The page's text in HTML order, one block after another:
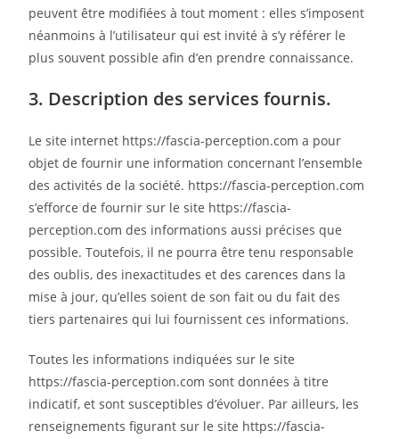
peuvent être modifiées à tout moment : elles s’imposent
néanmoins à l’utilisateur qui est invité à s’y référer le
plus souvent possible afin d’en prendre connaissance.
3. Description des services fournis.
Le site internet https://fascia-perception.com a pour
objet de fournir une information concernant l’ensemble
des activités de la société. https://fascia-perception.com
s’efforce de fournir sur le site https://fascia-
perception.com des informations aussi précises que
possible. Toutefois, il ne pourra être tenu responsable
des oublis, des inexactitudes et des carences dans la
mise à jour, qu’elles soient de son fait ou du fait des
tiers partenaires qui lui fournissent ces informations.
Toutes les informations indiquées sur le site
https://fascia-perception.com sont données à titre
indicatif, et sont susceptibles d’évoluer. Par ailleurs, les
renseignements figurant sur le site https://fascia-